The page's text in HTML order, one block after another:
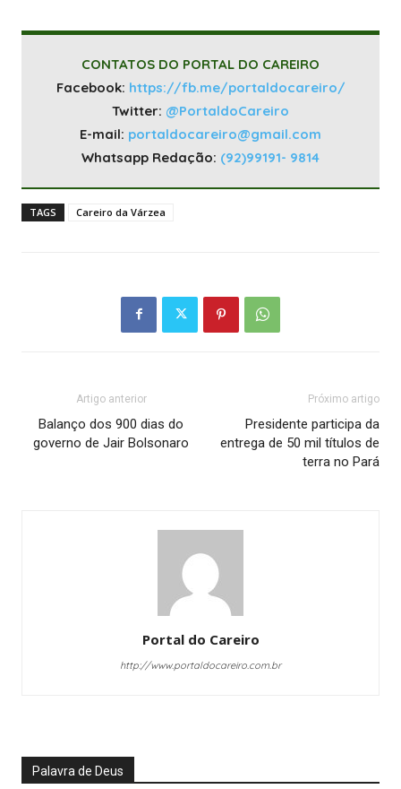
CONTATOS DO PORTAL DO CAREIRO
Facebook: https://fb.me/portaldocareiro/
Twitter: @PortaldoCareiro
E-mail: portaldocareiro@gmail.com
Whatsapp Redação: (92)99191- 9814
TAGS Careiro da Várzea
Artigo anterior
Balanço dos 900 dias do
governo de Jair Bolsonaro
Próximo artigo
Presidente participa da
entrega de 50 mil títulos de
terra no Pará
Portal do Careiro
http://www.portaldocareiro.com.br
Palavra de Deus